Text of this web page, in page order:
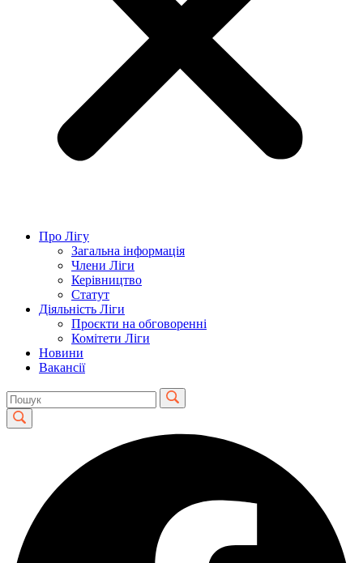
Про Лігу
Загальна інформація
Члени Ліги
Керівництво
Статут
Діяльність Ліги
Проєкти на обговоренні
Комітети Ліги
Новини
Вакансії